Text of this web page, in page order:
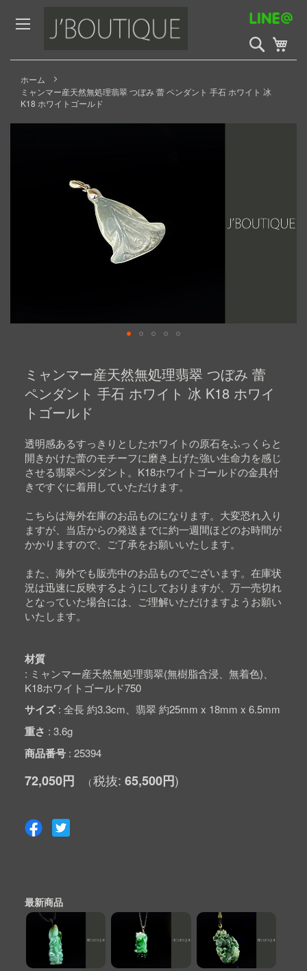
to
Content
検
索
開
ホーム
ミャンマー産天然無処理翡翠 つぼみ 蕾 ペンダント 手石 ホワイト 冰
K18 ホワイトゴールド
Skip
beginning
images
gallery
ミャンマー産天然無処理翡翠 つぼみ 蕾
ペンダント 手石 ホワイト 冰 K18 ホワイ
トゴールド
透明感あるすっきりとしたホワイトの原石をふっくらと
開きかけた蕾のモチーフに磨き上げた強い生命力を感じ
させる翡翠ペンダント。K18ホワイトゴールドの金具付
きですぐに着用していただけます。
こちらは海外在庫のお品ものになります。大変恐れ入り
ますが、当店からの発送までに約一週間ほどのお時間が
かかりますので、ご了承をお願いいたします。
また、海外でも販売中のお品ものでございます。在庫状
況は迅速に反映するようにしておりますが、万一売切れ
となっていた場合には、ご理解いただけますようお願い
いたします。
材質
ミャンマー産天然無処理翡翠(無樹脂含浸、無着色)、
K18ホワイトゴールド750
サイズ 全長 約3.3cm、翡翠 約25mm x 18mm x 6.5mm
重さ 3.6g
商品番号 25394
72,050円 65,500円
最新商品